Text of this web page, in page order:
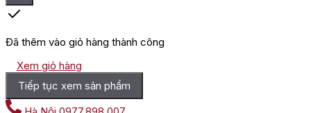
Đã thêm vào giỏ hàng thành công
Xem giỏ hàng
Tiếp tục xem sản phẩm